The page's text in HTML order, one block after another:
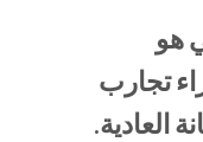
هو
تجارب
العادية.